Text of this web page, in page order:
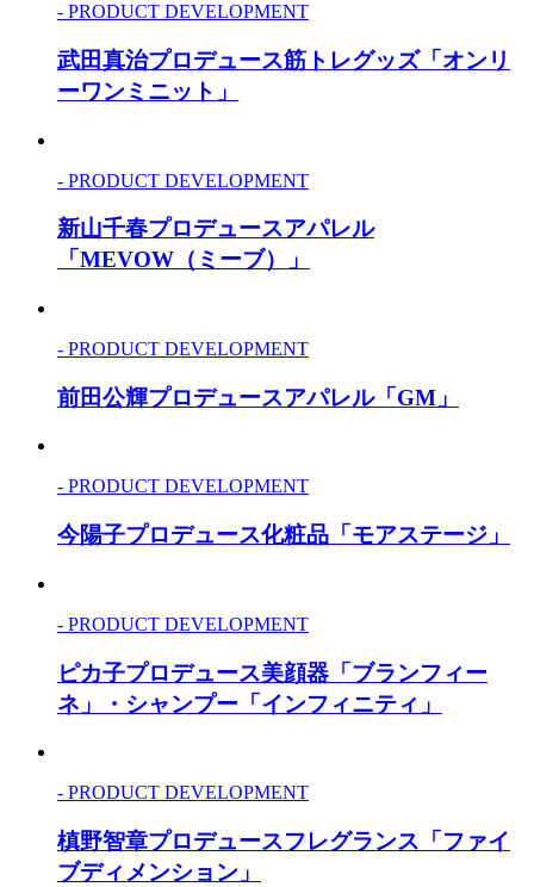
- PRODUCT DEVELOPMENT
武田真治プロデュース筋トレグッズ「オンリ
ーワンミニット」
- PRODUCT DEVELOPMENT
新山千春プロデュースアパレル
「MEVOW（ミーブ）」
- PRODUCT DEVELOPMENT
前田公輝プロデュースアパレル「GM」
- PRODUCT DEVELOPMENT
今陽子プロデュース化粧品「モアステージ」
- PRODUCT DEVELOPMENT
ピカ子プロデュース美顔器「ブランフィー
ネ」・シャンプー「インフィニティ」
- PRODUCT DEVELOPMENT
槙野智章プロデュースフレグランス「ファイ
ブディメンション」